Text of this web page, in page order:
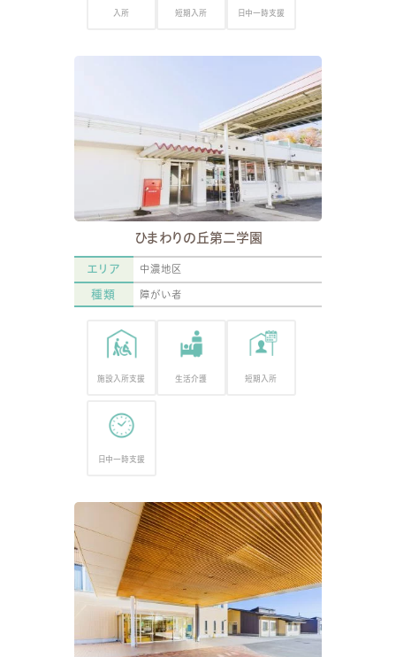
入所 短期入所 日中一時支援
ひまわりの丘第二学園
エリア 中濃地区
種類 障がい者
施設入所支援 生活介護 短期入所
日中一時支援